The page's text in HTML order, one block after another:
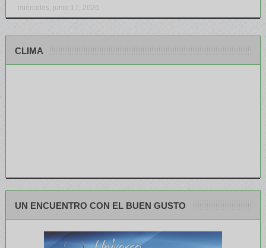
miércoles, junio 17, 2026
CLIMA
UN ENCUENTRO CON EL BUEN GUSTO